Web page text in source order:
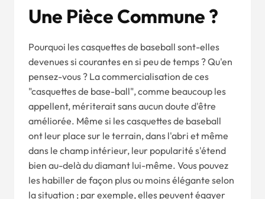
Une Pièce Commune ?
Pourquoi les casquettes de baseball sont-elles
devenues si courantes en si peu de temps ? Qu'en
pensez-vous ? La commercialisation de ces
"casquettes de base-ball", comme beaucoup les
appellent, mériterait sans aucun doute d'être
améliorée. Même si les casquettes de baseball
ont leur place sur le terrain, dans l'abri et même
dans le champ intérieur, leur popularité s'étend
bien au-delà du diamant lui-même. Vous pouvez
les habiller de façon plus ou moins élégante selon
la situation ; par exemple, elles peuvent égayer